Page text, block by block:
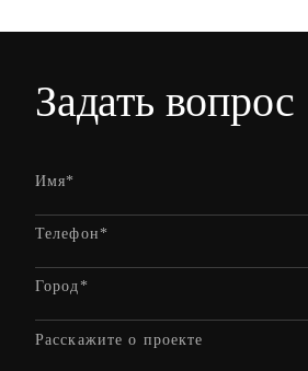
Задать вопрос